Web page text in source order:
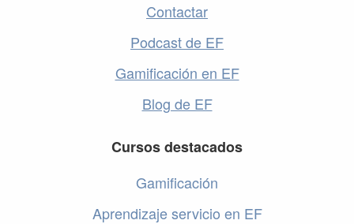
Contactar
Podcast de EF
Gamificación en EF
Blog de EF
Cursos destacados
Gamificación
Aprendizaje servicio en EF